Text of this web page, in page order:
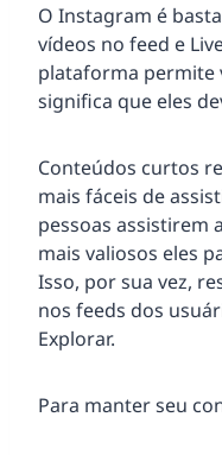
O Instagram é
vídeos no feed e
plataforma permite
significa que eles
Conteúdos curtos
mais fáceis de
pessoas assistirem
mais valiosos eles
Isso, por sua vez,
nos feeds dos
Explorar.
Para manter seu